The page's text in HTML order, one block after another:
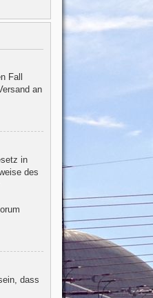
Fall
an
in
des
dass